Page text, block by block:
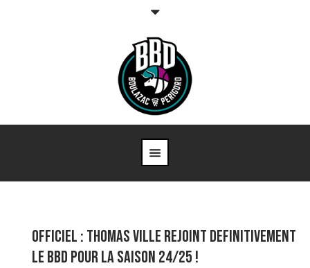
OFFICIEL : THOMAS VILLE REJOINT DEFINITIVEMENT
LE BBD POUR LA SAISON 24/25 !